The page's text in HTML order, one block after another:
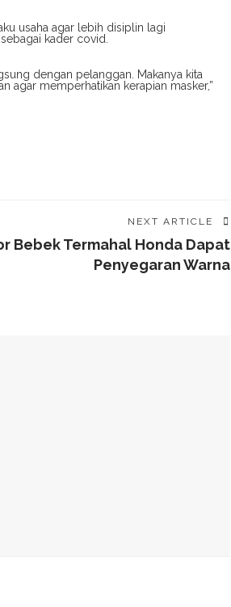
usaha agar lebih disiplin lagi
kader covid.
dengan pelanggan. Makanya kita
agar memperhatikan kerapian masker,”
NEXT ARTICLE
Bebek Termahal Honda Dapat
Penyegaran Warna